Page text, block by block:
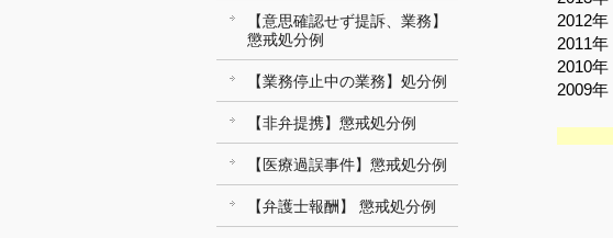
2012
2011
2010
2009
弁
【意思確認せず提訴、業務】
懲戒処分例
【業務停止中の業務】処分例
【非弁提携】懲戒処分例
【医療過誤事件】懲戒処分例
【弁護士報酬】 懲戒処分例